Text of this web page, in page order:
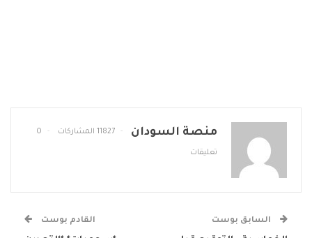
منصة السودان 11827 المشاركات 0
تعليقات
السابق بوست القادم بوست